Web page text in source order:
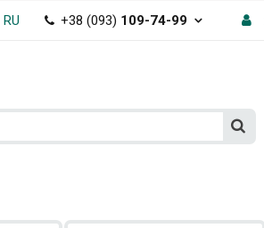
RU +38 (093) 109-74-99